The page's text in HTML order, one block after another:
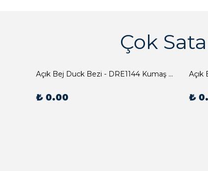
Çok
Açık Bej Duck Bezi - DRE1144 Kumaş Peçete
₺ 0.00
Açık
₺